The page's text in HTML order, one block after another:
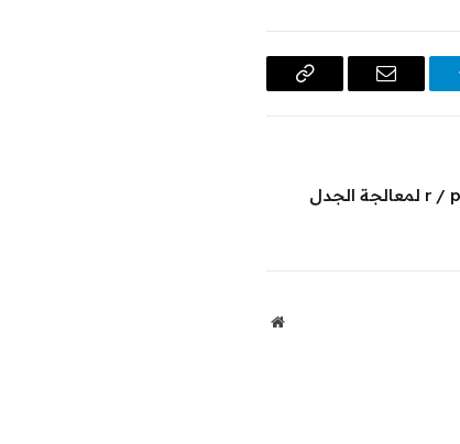
البريد
Copy
يستخدم Redditors بالفعل r / place لمعالجة الجدل
موقع